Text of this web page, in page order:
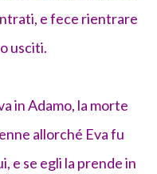
e fece rientrare
usciti.
in Adamo, la morte
allorché Eva fu
e se egli la prende in